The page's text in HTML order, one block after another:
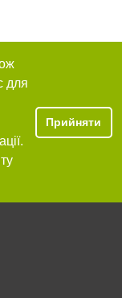
для
Прийняти